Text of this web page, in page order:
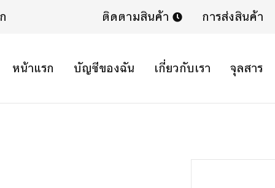
ติดตามสินค้า การส่งสินค้า
หน้าแรก บัญชีของฉัน เกี่ยวกับเรา จุลสาร